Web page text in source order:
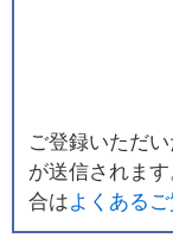
ご登録いただ
が送信されま
合はよくあるご